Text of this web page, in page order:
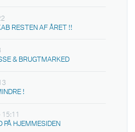
RESTEN AF ÅRET !!
& BRUGTMARKED
!
15:11
PÅ HJEMMESIDEN